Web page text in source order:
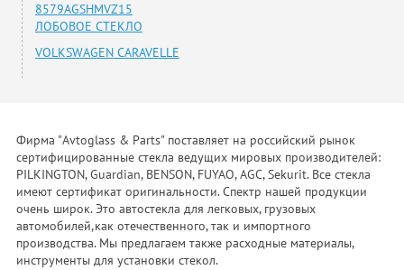
8579AGSHMVZ15
ЛОБОВОЕ СТЕКЛО
VOLKSWAGEN CARAVELLE
Фирма "Avtoglass & Parts" поставляет на российский рынок
сертифицированные стекла ведущих мировых производителей:
PILKINGTON, Guardian, BENSON, FUYAO, AGC, Sekurit. Все стекла
имеют сертификат оригинальности. Спектр нашей продукции
очень широк. Это автостекла для легковых, грузовых
автомобилей,как отечественного, так и импортного
производства. Мы предлагаем также расходные материалы,
инструменты для установки стекол.